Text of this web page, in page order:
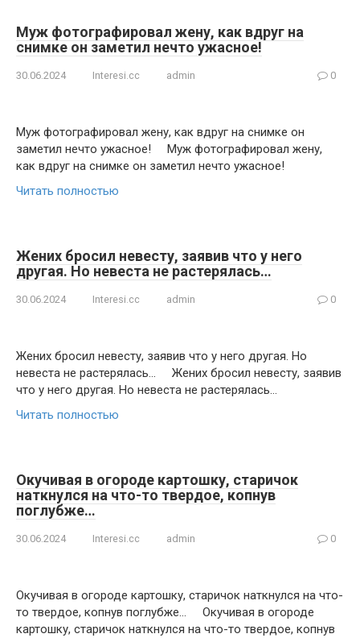
Муж фотографировал жену, как вдруг на
снимке он заметил нечто ужасное!
30.06.2024 Interesi.cc admin 0
Муж фотографировал жену, как вдруг на снимке он
заметил нечто ужасное! Муж фотографировал жену,
как вдруг на снимке он заметил нечто ужасное!
Читать полностью
Жених бросил невесту, заявив что у него
другая. Но невеста не растерялась…
30.06.2024 Interesi.cc admin 0
Жених бросил невесту, заявив что у него другая. Но
невеста не растерялась… Жених бросил невесту, заявив
что у него другая. Но невеста не растерялась…
Читать полностью
Окучивая в огороде картошку, старичок
наткнулся на что-то твердое, копнув
поглубже…
30.06.2024 Interesi.cc admin 0
Окучивая в огороде картошку, старичок наткнулся на что-
то твердое, копнув поглубже… Окучивая в огороде
картошку, старичок наткнулся на что-то твердое, копнув